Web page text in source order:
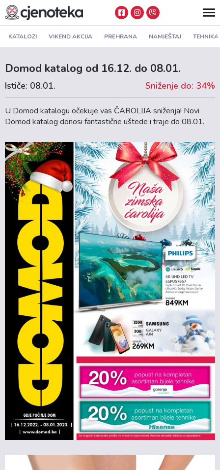
KATALOZI VIKEND AKCIJA PREHRANA NAMJEŠTAJ TEHNIKA
Domod katalog od 16.12. do 08.01.
Ističe: 08.01. Sniženje do: 34%
U Domod katalogu očekuje vas ČAROLIJA sniženja! Novi
Domod katalog donosi fantastične uštede i traje do 08.01.